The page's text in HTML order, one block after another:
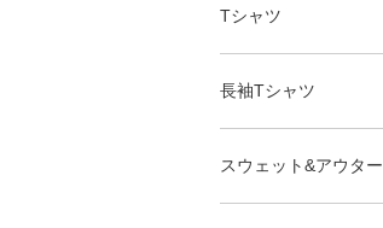
Tシャツ
長袖Tシャツ
スウェット&アウター